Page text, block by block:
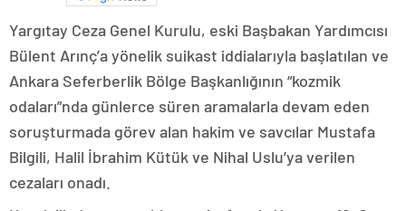
Yargıtay Ceza Genel Kurulu, eski Başbakan Yardımcısı
Bülent Arınç’a yönelik suikast iddialarıyla başlatılan ve
Ankara Seferberlik Bölge Başkanlığının “kozmik
odaları”nda günlerce süren aramalarla devam eden
soruşturmada görev alan hakim ve savcılar Mustafa
Bilgili, Halil İbrahim Kütük ve Nihal Uslu’ya verilen
cezaları onadı.